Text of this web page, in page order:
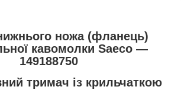
ножа (фланець)
кавомолки Saeco —
149188750
тримач із крильчаткою